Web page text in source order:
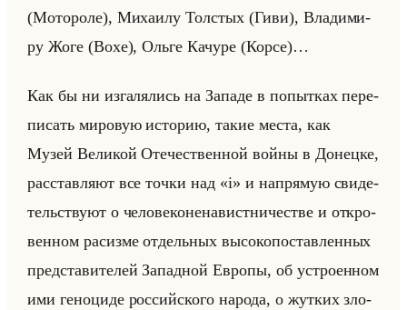
(Мо­то­ро­ле), Ми­ха­илу Тол­стых (Гиви), Вла­ди­ми­
ру Жоге (Вохе), Ольге Ка­чу­ре (Корсе)…
Как бы ни из­га­ля­лись на За­па­де в по­пыт­ках пе­ре­
пи­сать ми­ро­вую ис­то­рию, такие места, как
Музей Ве­ли­кой Оте­че­ствен­ной войны в До­нец­ке,
рас­став­ля­ют все точки над «i» и на­пря­мую сви­де­
тельству­ют о че­ло­ве­ко­не­на­вист­ни­че­стве и от­кро­
вен­ном ра­сиз­ме от­дельных вы­со­ко­по­став­лен­ных
пред­ста­ви­те­лей За­пад­ной Ев­ро­пы, об устро­ен­ном
ими ге­но­ци­де рос­сийско­го на­ро­да, о жут­ких зло­